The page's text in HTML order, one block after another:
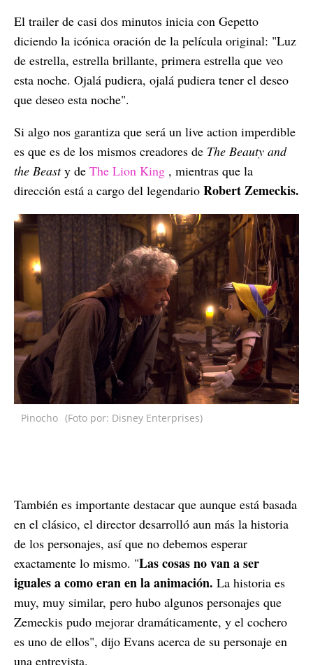
El trailer de casi dos minutos inicia con Gepetto
diciendo la icónica oración de la película original: "Luz
de estrella, estrella brillante, primera estrella que veo
esta noche. Ojalá pudiera, ojalá pudiera tener el deseo
que deseo esta noche".
Si algo nos garantiza que será un live action imperdible
es que es de los mismos creadores de The Beauty and
the Beasty de The Lion King , mientras que la
dirección está a cargo del legendario Robert Zemeckis.
Pinocho (Foto por: Disney Enterprises)
También es importante destacar que aunque está basada
en el clásico, el director desarrolló aun más la historia
de los personajes, así que no debemos esperar
exactamente lo mismo. "Las cosas no van a ser
iguales a como eran en la animación. La historia es
muy, muy similar, pero hubo algunos personajes que
Zemeckis pudo mejorar dramáticamente, y el cochero
es uno de ellos", dijo Evans acerca de su personaje en
una entrevista.